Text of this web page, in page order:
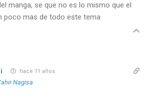
manga, se que no es lo mismo que el
poco mas de todo este tema
hace 11 años
Nagisa